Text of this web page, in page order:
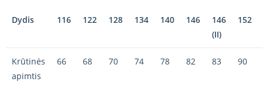
Dydis 116 122 128 134 140 146
146
(II)
152
Krūtinės
apimtis
66 68 70 74 78 82 83 90